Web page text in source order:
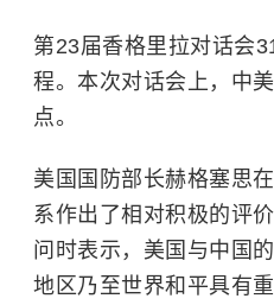
第23届香格里拉对话会
程。本次对话会上，中
点。
美国国防部长赫格塞思
系作出了相对积极的评
问时表示，美国与中国
地区乃至世界和平具有